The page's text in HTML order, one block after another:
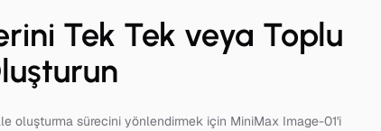
Tek Tek veya Toplu
oluşturma sürecini yönlendirmek için MiniMax Image-01'i